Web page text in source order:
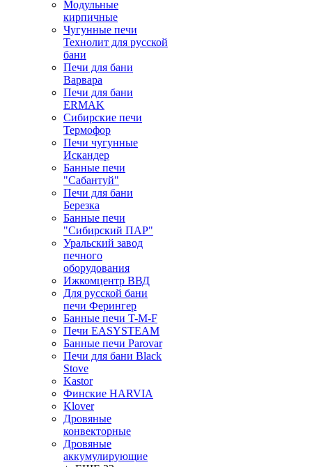
Модульные
кирпичные
Чугунные печи
Технолит для русской
бани
Печи для бани
Варвара
Печи для бани
ERMAK
Сибирские печи
Термофор
Печи чугунные
Искандер
Банные печи
"Сабантуй"
Печи для бани
Березка
Банные печи
"Сибирский ПАР"
Уральский завод
печного
оборудования
Ижкомцентр ВВД
Для русской бани
печи Ферингер
Банные печи T-M-F
Печи EASYSTEAM
Банные печи Parovar
Печи для бани Black
Stove
Kastor
Финские HARVIA
Klover
Дровяные
конвекторные
Дровяные
аккумулирующие